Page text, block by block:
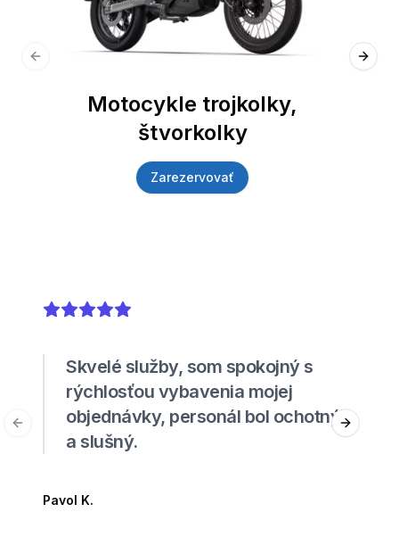
Motocykle trojkolky,
štvorkolky
Zarezervovať
Previous slide Next
5out of 5 stars
Skvelé služby, som spokojný s
rýchlosťou vybavenia mojej
objednávky, personál bol ochotný
a slušný.
Pavol K.
Previous slide Next